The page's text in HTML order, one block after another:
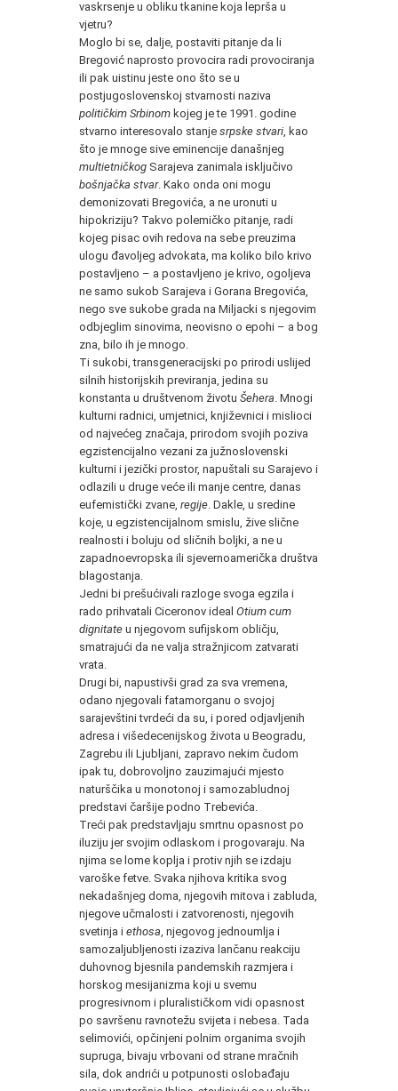
vaskrsenje u obliku tkanine koja leprša u
vjetru?
Moglo bi se, dalje, postaviti pitanje da li
Bregović naprosto provocira radi provociranja
ili pak uistinu jeste ono što se u
postjugoslovenskoj stvarnosti naziva
političkim Srbinom kojeg je te 1991. godine
stvarno interesovalo stanje srpske stvari , kao
što je mnoge sive eminencije današnjeg
multietničkog Sarajeva zanimala isključivo
bošnjačka stvar. Kako onda oni mogu
demonizovati Bregovića, a ne uronuti u
hipokriziju? Takvo polemičko pitanje, radi
kojeg pisac ovih redova na sebe preuzima
ulogu đavoljeg advokata, ma koliko bilo krivo
postavljeno – a postavljeno je krivo, ogoljeva
ne samo sukob Sarajeva i Gorana Bregovića,
nego sve sukobe grada na Miljacki s njegovim
odbjeglim sinovima, neovisno o epohi – a bog
zna, bilo ih je mnogo.
Ti sukobi, transgeneracijski po prirodi uslijed
silnih historijskih previranja, jedina su
konstanta u društvenom životu Šehera . Mnogi
kulturni radnici, umjetnici, književnici i mislioci
od najvećeg značaja, prirodom svojih poziva
egzistencijalno vezani za južnoslovenski
kulturni i jezički prostor, napuštali su Sarajevo i
odlazili u druge veće ili manje centre, danas
eufemistički zvane, regije . Dakle, u sredine
koje, u egzistencijalnom smislu, žive slične
realnosti i boluju od sličnih boljki, a ne u
zapadnoevropska ili sjevernoamerička društva
blagostanja.
Jedni bi prešućivali razloge svoga egzila i
rado prihvatali Ciceronov ideal Otium cum
dignitate u njegovom sufijskom obličju,
smatrajući da ne valja stražnjicom zatvarati
vrata.
Drugi bi, napustivši grad za sva vremena,
odano njegovali fatamorganu o svojoj
sarajevštini tvrdeći da su, i pored odjavljenih
adresa i višedecenijskog života u Beogradu,
Zagrebu ili Ljubljani, zapravo nekim čudom
ipak tu, dobrovoljno zauzimajući mjesto
naturščika u monotonoj i samozabludnoj
predstavi čaršije podno Trebevića.
Treći pak predstavljaju smrtnu opasnost po
iluziju jer svojim odlaskom i progovaraju. Na
njima se lome koplja i protiv njih se izdaju
varoške fetve. Svaka njihova kritika svog
nekadašnjeg doma, njegovih mitova i zabluda,
njegove učmalosti i zatvorenosti, njegovih
svetinja i ethosa , njegovog jednoumlja i
samozaljubljenosti izaziva lančanu reakciju
duhovnog bjesnila pandemskih razmjera i
horskog mesijanizma koji u svemu
progresivnom i pluralističkom vidi opasnost
po savršenu ravnotežu svijeta i nebesa. Tada
selimovići, opčinjeni polnim organima svojih
supruga, bivaju vrbovani od strane mračnih
sila, dok andrići u potpunosti oslobađaju